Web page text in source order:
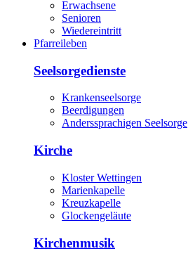
Erwachsene
Senioren
Wiedereintritt
Pfarreileben
Seelsorgedienste
Krankenseelsorge
Beerdigungen
Anderssprachigen Seelsorge
Kirche
Kloster Wettingen
Marienkapelle
Kreuzkapelle
Glockengeläute
Kirchenmusik